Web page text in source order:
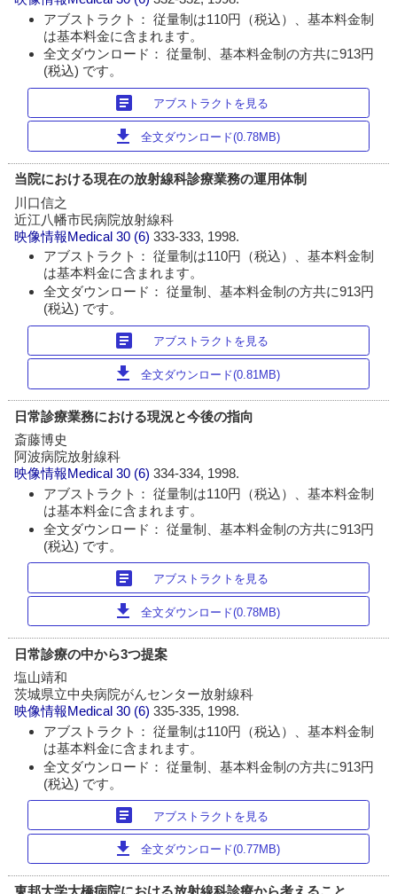
アブストラクト： 従量制は110円（税込）、基本料金制
は基本料金に含まれます。
全文ダウンロード： 従量制、基本料金制の方共に913円
(税込) です。
article アブストラクトを見る
download 全文ダウンロード(0.78MB)
当院における現在の放射線科診療業務の運用体制
川口信之
近江八幡市民病院放射線科
映像情報Medical 30 (6)333-333, 1998.
アブストラクト： 従量制は110円（税込）、基本料金制
は基本料金に含まれます。
全文ダウンロード： 従量制、基本料金制の方共に913円
(税込) です。
article アブストラクトを見る
download 全文ダウンロード(0.81MB)
日常診療業務における現況と今後の指向
斎藤博史
阿波病院放射線科
映像情報Medical 30 (6)334-334, 1998.
アブストラクト： 従量制は110円（税込）、基本料金制
は基本料金に含まれます。
全文ダウンロード： 従量制、基本料金制の方共に913円
(税込) です。
article アブストラクトを見る
download 全文ダウンロード(0.78MB)
日常診療の中から3つ提案
塩山靖和
茨城県立中央病院がんセンター放射線科
映像情報Medical 30 (6)335-335, 1998.
アブストラクト： 従量制は110円（税込）、基本料金制
は基本料金に含まれます。
全文ダウンロード： 従量制、基本料金制の方共に913円
(税込) です。
article アブストラクトを見る
download 全文ダウンロード(0.77MB)